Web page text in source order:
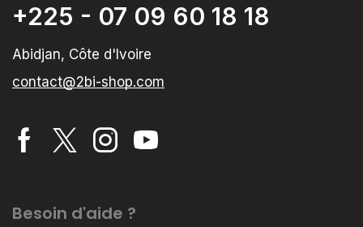
+225 - 07 09 60 18 18
Abidjan, Côte d'Ivoire
contact@2bi-shop.com
Besoin d'aide ?